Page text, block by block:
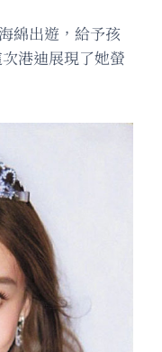
綿出遊，給予孩
港迪展現了她螢